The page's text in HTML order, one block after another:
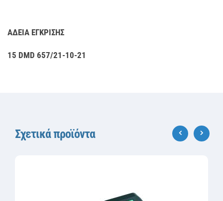
ΑΔΕΙΑ ΕΓΚΡΙΣΗΣ
15 DMD 657/21-10-21
Σχετικά προϊόντα